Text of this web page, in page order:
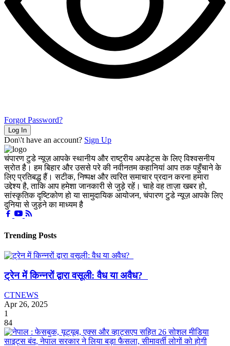
Forgot Password?
Log In
Don\'t have an account? Sign Up
चंपारण टुडे न्यूज़ आपके स्थानीय और राष्ट्रीय अपडेट्स के लिए विश्वसनीय
स्रोत है। हम बिहार और उससे परे की नवीनतम कहानियां आप तक पहुँचाने के
लिए प्रतिबद्ध हैं। सटीक, निष्पक्ष और त्वरित समाचार प्रदान करना हमारा
उद्देश्य है, ताकि आप हमेशा जानकारी से जुड़े रहें। चाहे वह ताज़ा खबर हो,
सांस्कृतिक दृष्टिकोण हो या सामुदायिक आयोजन, चंपारण टुडे न्यूज़ आपके लिए
दुनिया से जुड़ने का माध्यम है
Trending Posts
ट्रेन में किन्नरों द्वारा वसूली: वैध या अवैध?
CTNEWS
Apr 26, 2025
1
84